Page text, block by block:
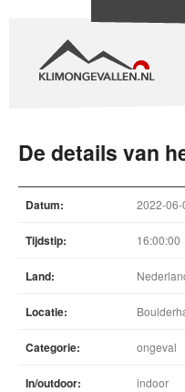
De details van
Datum: 2022-06-
Tijdstip: 16:00:00
Land:
Locatie:
Categorie: ongeval
In/outdoor: indoor